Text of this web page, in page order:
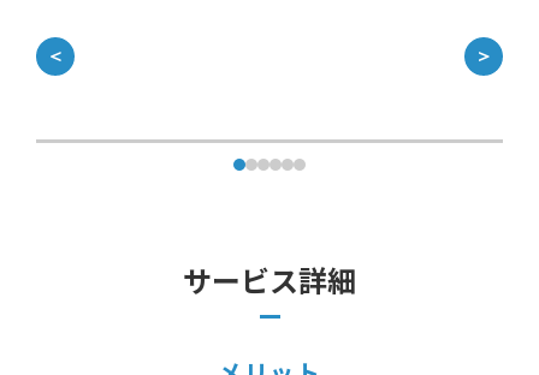
＜ ＞
サービス詳細